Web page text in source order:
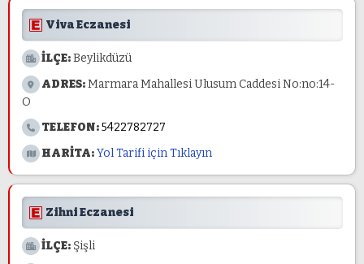
Viva Eczanesi
İLÇE:Beylikdüzü
ADRES:Marmara Mahallesi Ulusum Caddesi No:no:14-
O
TELEFON:5422782727
HARİTA:Yol Tarifi için Tıklayın
Zihni Eczanesi
İLÇE: Şişli